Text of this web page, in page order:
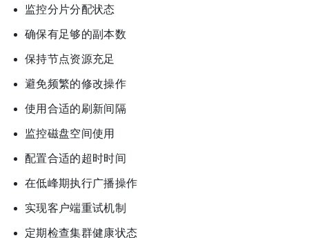
监控分片分配状态
确保有足够的副本数
保持节点资源充足
避免频繁的修改操作
使用合适的刷新间隔
监控磁盘空间使用
配置合适的超时时间
在低峰期执行广播操作
实现客户端重试机制
定期检查集群健康状态